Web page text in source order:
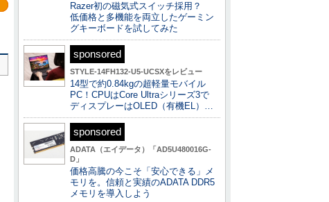
Razer初の磁気式スイッチ採用？
低価格と多機能を両立したゲーミン
グキーボードを試してみた
sponsored
STYLE-14FH132-U5-UCSXをレビュー
14型で約0.84kgの超軽量モバイル
PC！CPUはCore Ultraシリーズ3で
ディスプレーはOLED（有機EL）…
sponsored
ADATA（エイデータ）「AD5U480016G-
D」
価格高騰の今こそ「安心できる」メ
モリを。信頼と実績のADATA DDR5
メモリを導入しよう